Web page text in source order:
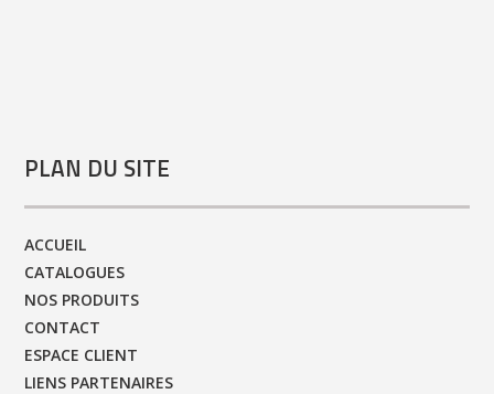
PLAN DU SITE
ACCUEIL
CATALOGUES
NOS PRODUITS
CONTACT
ESPACE CLIENT
LIENS PARTENAIRES